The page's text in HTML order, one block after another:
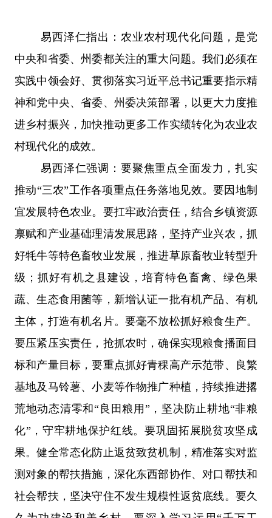
易西泽仁指出：农业农村现代化问题，是党
中央和省委、州委都关注的重大问题。我们必须在
实践中领会好、贯彻落实习近平总书记重要指示精
神和党中央、省委、州委决策部署，以更大力度推
进乡村振兴，加快推动更多工作实绩转化为农业农
村现代化的成效。
易西泽仁强调：要聚焦重点全面发力，扎实
推动“三农”工作各项重点任务落地见效。要因地制
宜发展特色农业。要扛牢政治责任，结合乡镇资源
禀赋和产业基础理清发展思路，坚持产业兴农，抓
好牦牛等特色畜牧业发展，推进草原畜牧业转型升
级；抓好有机之县建设，培育特色畜禽、绿色果
蔬、生态食用菌等，新增认证一批有机产品、有机
主体，打造有机名片。要毫不放松抓好粮食生产。
要压紧压实责任，抢抓农时，确保实现粮食播面目
标和产量目标，要重点抓好青稞高产示范带、良繁
基地及马铃薯、小麦等作物推广种植，持续推进撂
荒地动态清零和“ 良田粮用 ” ，坚决防止耕地“非粮
化” ，守牢耕地保护红线。要巩固拓展脱贫攻坚成
果。健全常态化防止返贫致贫机制，精准落实对监
测对象的帮扶措施，深化东西部协作、对口帮扶和
社会帮扶，坚决守住不发生规模性返贫底线。要久